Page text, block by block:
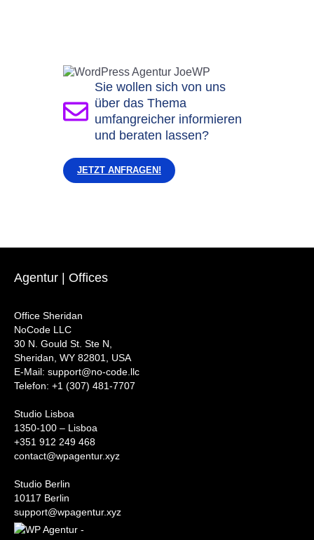
Sie wollen sich von uns
über das Thema
umfangreicher informieren
und beraten lassen?
JETZT ANFRAGEN!
Agentur | Offices
Office Sheridan
NoCode LLC
30 N. Gould St. Ste N,
Sheridan, WY 82801, USA
‍E-Mail: support@no-code.llc
Telefon: +1 (307) 481-7707
Studio Lisboa
1350-100 – Lisboa
+351 912 249 468
contact@wpagentur.xyz
Studio Berlin
10117 Berlin
support@wpagentur.xyz